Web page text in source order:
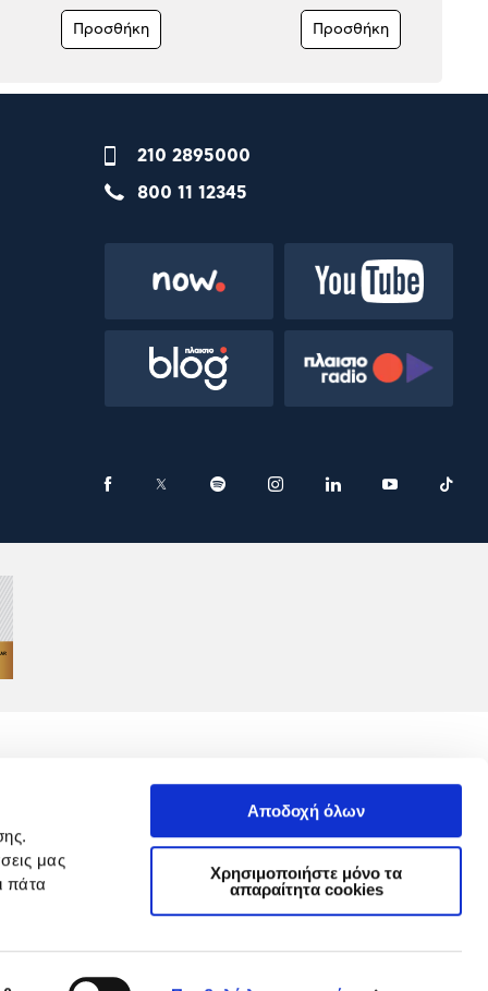
μας
πάτα
Αποδοχή όλων
Χρησιμοποιήστε μόνο τα
απαραίτητα cookies
Προσθήκη Προσθήκη
210 2895000
800 11 12345
GDPR